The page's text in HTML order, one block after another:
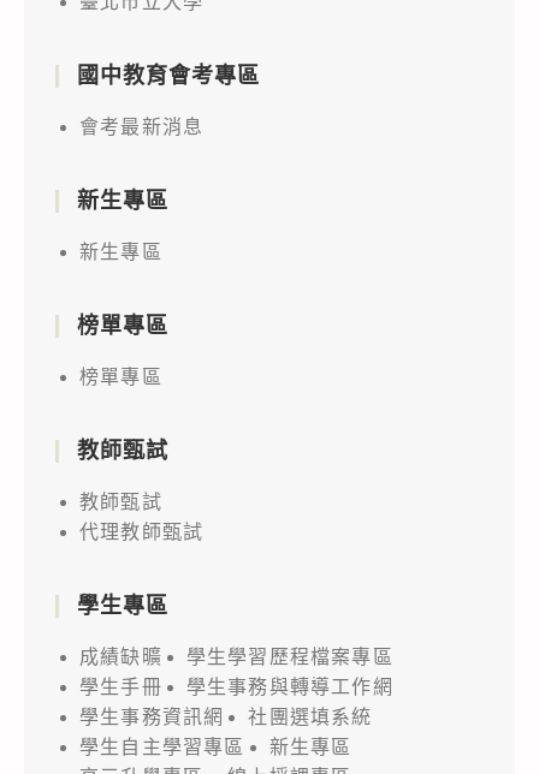
國中教育會考專區
會考最新消息
新生專區
新生專區
榜單專區
榜單專區
教師甄試
教師甄試
代理教師甄試
學生專區
成績缺曠
學生學習歷程檔案專區
學生手冊
學生事務與轉導工作網
學生事務資訊網
社團選填系統
學生自主學習專區
新生專區